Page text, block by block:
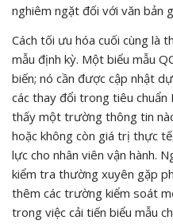
nghiêm ngặt đối với văn bản
Cách tối ưu hóa cuối cùng là
mẫu định kỳ. Một biểu mẫu
biến; nó cần được cập nhật
các thay đổi trong tiêu chuẩn
thấy một trường thông tin
hoặc không còn giá trị thực
lực cho nhân viên vận hành.
kiểm tra thường xuyên gặp
thêm các trường kiểm soát
trong việc cải tiến biểu mẫu